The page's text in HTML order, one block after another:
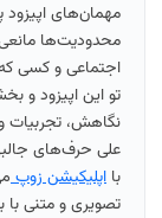
مهمان‌های اپیزود
محدودیت‌ها
اجتماعی و کسی
تو این اپیزود و
نگاهش، تجربیات
علی حرف‌های جالبی
با اپلیکیشن زوپ